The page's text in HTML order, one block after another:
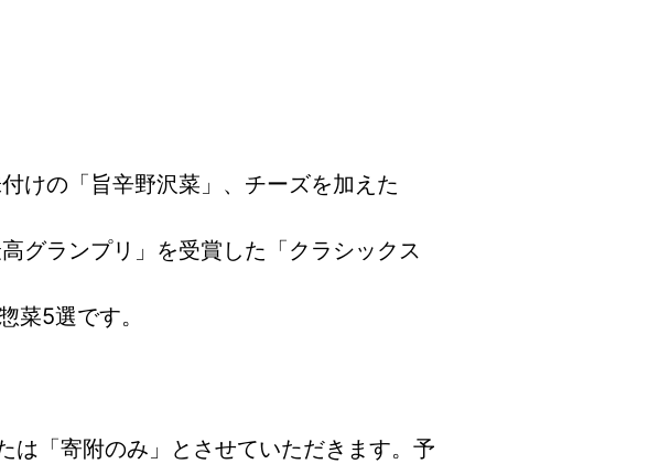
けの「旨辛野沢菜」、チーズを加えた
グランプリ」を受賞した「クラシックス
菜5選です。
は「寄附のみ」とさせていただきます。予